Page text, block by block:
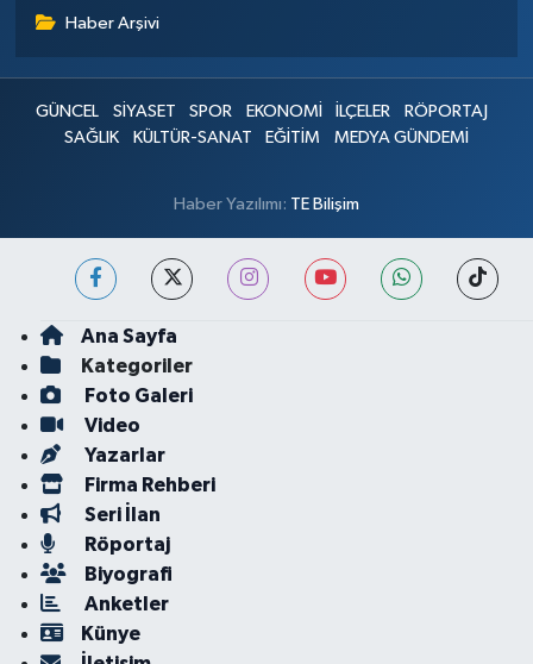
Haber Arşivi
GÜNCEL SİYASET SPOR EKONOMİ İLÇELER
RÖPORTAJ
SAĞLIK
KÜLTÜR-SANAT EĞİTİM MEDYA GÜNDEMİ
Haber Yazılımı: TE Bilişim
Ana Sayfa
Kategoriler
Foto Galeri
Video
Yazarlar
Firma Rehberi
Seri İlan
Röportaj
Biyografi
Anketler
Künye